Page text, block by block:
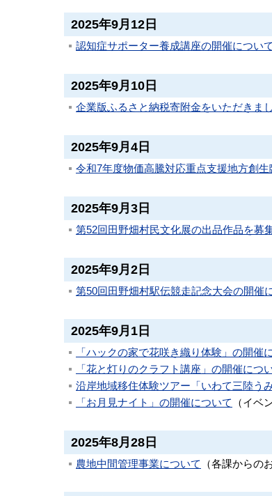
2025年9月12日
認知症サポーター養成講座の開催について
2025年9月10日
企業版ふるさと納税寄附金をいただきま
2025年9月4日
令和7年度物価高騰対応重点支援地方創
2025年9月3日
第52回田野畑村民文化展の出品作品を募
2025年9月2日
第50回田野畑村駅伝競走記念大会の開催
2025年9月1日
「ハックの家で花咲き織り体験」の開催
「花と灯りのクラフト講座」の開催につ
沿岸地域移住体験ツアー「いわて三陸う
「お月見ナイト」の開催について
（イベ
2025年8月28日
農地中間管理事業について （各課からの